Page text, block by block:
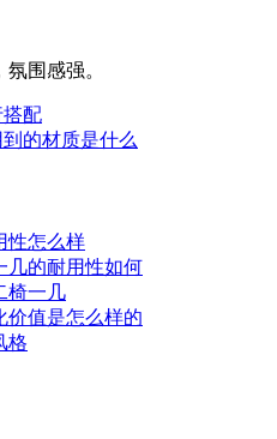
围感强。
搭配
的材质是什么
性怎么样
几的耐用性如何
椅一几
价值是怎么样的
格